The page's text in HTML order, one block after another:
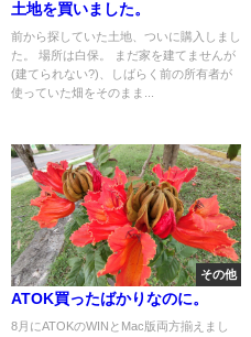
土地を買いました。
前から探していた土地、ついに購入しまし
た。 場所は白保。 まだ家を建てませんが
(建てられない?)、しばらく前の所有者が
使っていた畑をそのまま...
その他
ATOK買ったばかりなのに。
8月にATOKのWINとMac版両方揃えまし